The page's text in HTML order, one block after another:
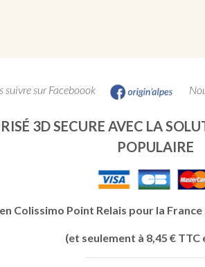
suivre sur Faceboook
3D SECURE AVEC LA
POPULAIRE
Colissimo Point Relais pour la
(et seulement à 8,45 € TTC